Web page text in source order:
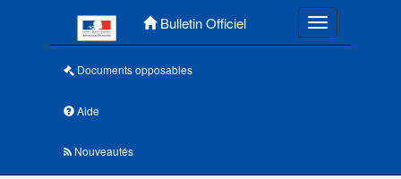
Bulletin Officiel Toggle
Documents opposables
Aide
Nouveautés